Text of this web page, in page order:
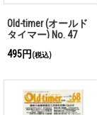
Old-timer (オールド
タイマー) No. 47
495円 (税込)